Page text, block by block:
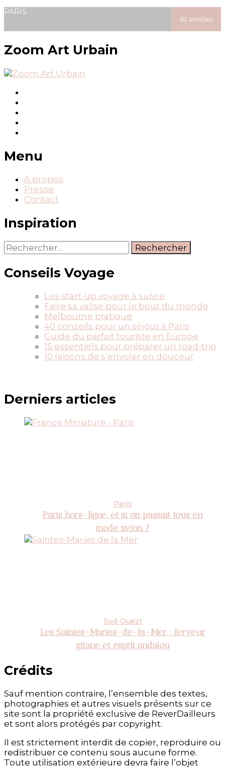
posted
PARIS
62 articles
Zoom Art Urbain
Menu
A propos
Presse
Contact
Inspiration
Rechercher :
Conseils Voyage
Les start-up voyage à suivre
Faire sa valise pour le bout du monde
Melbourne pratique
40 conseils pour un séjour à Paris
Guide du parfait touriste en Europe
15 essentiels pour préparer un road-trip
10 raisons de s’envoler en douceur
Derniers articles
Paris
Paris hors-ligne, et si on passait tous en
mode avion ?
Sud-Ouest
Les Saintes-Maries-de-la-Mer : ferveur
gitane et esprit andalou
Crédits
Sauf mention contraire, l’ensemble des textes,
photographies et autres visuels présents sur ce
site sont la propriété exclusive de ReverDailleurs
et sont alors protégés par copyright.
Il est strictement interdit de copier, reproduire ou
redistribuer ce contenu sous aucune forme.
Toute utilisation extérieure devra faire l’objet